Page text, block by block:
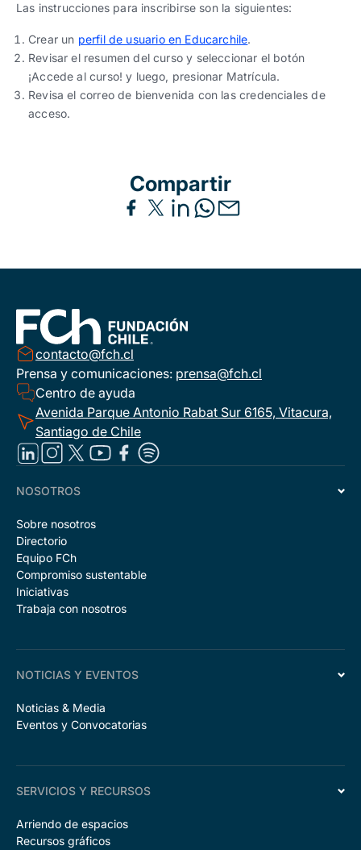
Las instrucciones para inscribirse son la siguientes:
Crear un perfil de usuario en Educarchile.
Revisar el resumen del curso y seleccionar el botón
¡Accede al curso! y luego, presionar Matrícula.
Revisa el correo de bienvenida con las credenciales de
acceso.
Compartir
contacto@fch.cl
Prensa y comunicaciones: prensa@fch.cl
Centro de ayuda
Avenida Parque Antonio Rabat Sur 6165, Vitacura,
Santiago de Chile
NOSOTROS
Sobre nosotros
Directorio
Equipo FCh
Compromiso sustentable
Iniciativas
Trabaja con nosotros
NOTICIAS Y EVENTOS
Noticias & Media
Eventos y Convocatorias
SERVICIOS Y RECURSOS
Arriendo de espacios
Recursos gráficos